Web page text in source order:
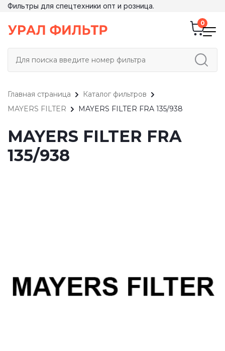
Фильтры для спецтехники опт и розница.
Главная страница
Каталог фильтров
MAYERS FILTER
MAYERS FILTER FRA 135/938
MAYERS FILTER FRA
135/938